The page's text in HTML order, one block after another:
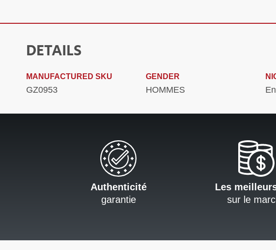
DETAILS
MANUFACTURED SKU
GZ0953
GENDER
HOMMES
Authenticité
garantie
Les
sur le